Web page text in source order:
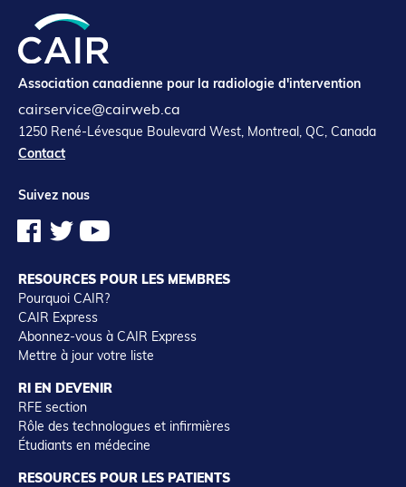
Association canadienne pour la radiologie d'intervention
cairservice@cairweb.ca
1250 René-Lévesque Boulevard West, Montreal, QC, Canada
Contact
Suivez nous
RESOURCES POUR LES MEMBRES
Pourquoi CAIR?
CAIR Express
Abonnez-vous à CAIR Express
Mettre à jour votre liste
RI EN DEVENIR
RFE section
Rôle des technologues et infirmières
Étudiants en médecine
RESOURCES POUR LES PATIENTS